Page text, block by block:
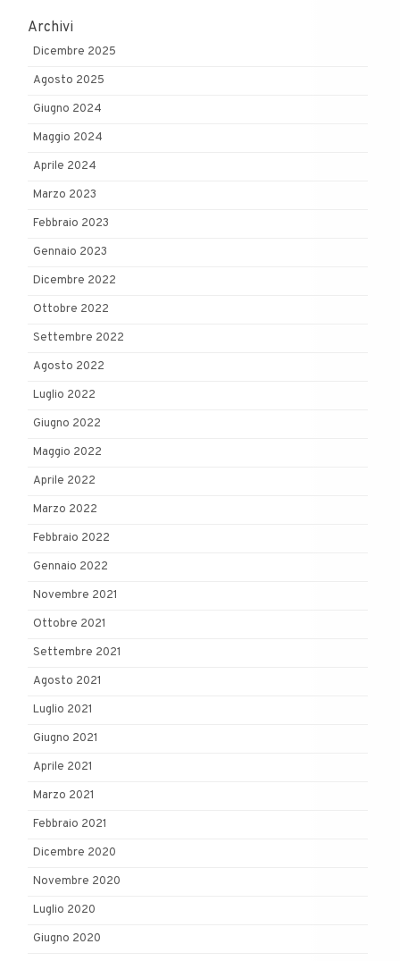
Archivi
Dicembre 2025
Agosto 2025
Giugno 2024
Maggio 2024
Aprile 2024
Marzo 2023
Febbraio 2023
Gennaio 2023
Dicembre 2022
Ottobre 2022
Settembre 2022
Agosto 2022
Luglio 2022
Giugno 2022
Maggio 2022
Aprile 2022
Marzo 2022
Febbraio 2022
Gennaio 2022
Novembre 2021
Ottobre 2021
Settembre 2021
Agosto 2021
Luglio 2021
Giugno 2021
Aprile 2021
Marzo 2021
Febbraio 2021
Dicembre 2020
Novembre 2020
Luglio 2020
Giugno 2020